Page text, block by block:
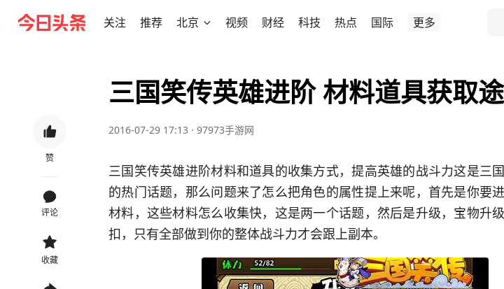
关注 推荐 北京 视频 财经 科技 热点 国际 更多
赞
评论
收藏
三国笑传英雄进阶 材料道具获取
2016-07-29 17:13 · 97973手游网
三国笑传英雄进阶材料和道具的收集方式，提高英雄的战斗力这是三
的热门话题，那么问题来了怎么把角色的属性提上来呢，首先是你要
材料，这些材料怎么收集快，这是两一个话题，然后是升级，宝物升
扣，只有全部做到你的整体战斗力才会跟上副本。